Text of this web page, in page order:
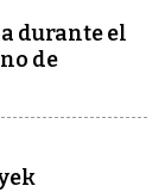
durante el
de